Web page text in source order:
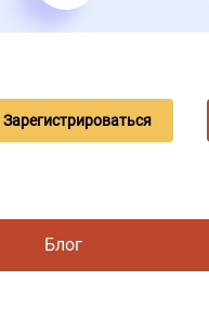
Зарегистрироваться
Блог